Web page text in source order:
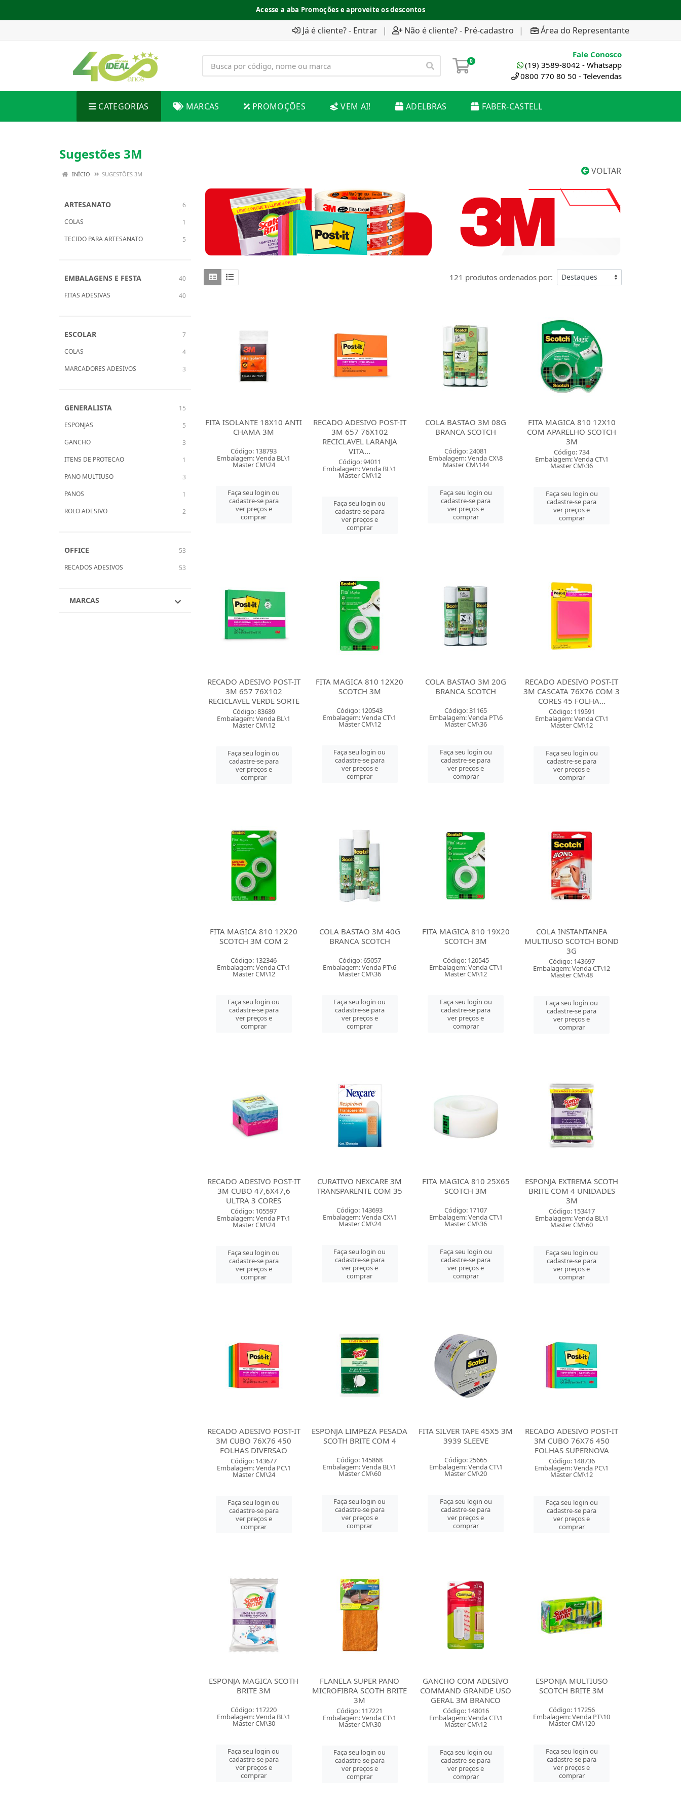
Acesse a aba Promoções e aproveite os descontos
Já é cliente? - Entrar | Não é cliente? - Pré-cadastro | Área do Representante
0
Fale Conosco
(19) 3589-8042 - Whatsapp
0800 770 80 50 - Televendas
CATEGORIAS MARCAS PROMOÇÕES VEM AI! ADELBRAS FABER-CASTELL
Sugestões 3M
VOLTAR
INÍCIO SUGESTÕES 3M
ARTESANATO
6
COLAS
1
TECIDO PARA ARTESANATO
5
EMBALAGENS E FESTA
40
FITAS ADESIVAS
40
ESCOLAR
7
COLAS
4
MARCADORES ADESIVOS
3
GENERALISTA
15
ESPONJAS
5
GANCHO
3
ITENS DE PROTECAO
1
PANO MULTIUSO
3
PANOS
1
ROLO ADESIVO
2
OFFICE
53
RECADOS ADESIVOS
53
MARCAS
121 produtos ordenados por:
FITA ISOLANTE 18X10 ANTI
CHAMA 3M
Código: 138793
Embalagem: Venda BL\1
Master CM\24
Faça seu login ou
cadastre-se para
ver preços e
comprar
RECADO ADESIVO POST-IT
3M 657 76X102
RECICLAVEL LARANJA
VITA...
Código: 94011
Embalagem: Venda BL\1
Master CM\12
Faça seu login ou
cadastre-se para
ver preços e
comprar
COLA BASTAO 3M 08G
BRANCA SCOTCH
Código: 24081
Embalagem: Venda CX\8
Master CM\144
Faça seu login ou
cadastre-se para
ver preços e
comprar
FITA MAGICA 810 12X10
COM APARELHO SCOTCH
3M
Código: 734
Embalagem: Venda CT\1
Master CM\36
Faça seu login ou
cadastre-se para
ver preços e
comprar
RECADO ADESIVO POST-IT
3M 657 76X102
RECICLAVEL VERDE SORTE
Código: 83689
Embalagem: Venda BL\1
Master CM\12
Faça seu login ou
cadastre-se para
ver preços e
comprar
FITA MAGICA 810 12X20
SCOTCH 3M
Código: 120543
Embalagem: Venda CT\1
Master CM\12
Faça seu login ou
cadastre-se para
ver preços e
comprar
COLA BASTAO 3M 20G
BRANCA SCOTCH
Código: 31165
Embalagem: Venda PT\6
Master CM\36
Faça seu login ou
cadastre-se para
ver preços e
comprar
RECADO ADESIVO POST-IT
3M CASCATA 76X76 COM 3
CORES 45 FOLHA...
Código: 119591
Embalagem: Venda CT\1
Master CM\12
Faça seu login ou
cadastre-se para
ver preços e
comprar
FITA MAGICA 810 12X20
SCOTCH 3M COM 2
Código: 132346
Embalagem: Venda CT\1
Master CM\12
Faça seu login ou
cadastre-se para
ver preços e
comprar
COLA BASTAO 3M 40G
BRANCA SCOTCH
Código: 65057
Embalagem: Venda PT\6
Master CM\36
Faça seu login ou
cadastre-se para
ver preços e
comprar
FITA MAGICA 810 19X20
SCOTCH 3M
Código: 120545
Embalagem: Venda CT\1
Master CM\12
Faça seu login ou
cadastre-se para
ver preços e
comprar
COLA INSTANTANEA
MULTIUSO SCOTCH BOND
3G
Código: 143697
Embalagem: Venda CT\12
Master CM\48
Faça seu login ou
cadastre-se para
ver preços e
comprar
RECADO ADESIVO POST-IT
3M CUBO 47,6X47,6
ULTRA 3 CORES
Código: 105597
Embalagem: Venda PT\1
Master CM\24
Faça seu login ou
cadastre-se para
ver preços e
comprar
CURATIVO NEXCARE 3M
TRANSPARENTE COM 35
Código: 143693
Embalagem: Venda CX\1
Master CM\24
Faça seu login ou
cadastre-se para
ver preços e
comprar
FITA MAGICA 810 25X65
SCOTCH 3M
Código: 17107
Embalagem: Venda CT\1
Master CM\36
Faça seu login ou
cadastre-se para
ver preços e
comprar
ESPONJA EXTREMA SCOTH
BRITE COM 4 UNIDADES
3M
Código: 153417
Embalagem: Venda BL\1
Master CM\60
Faça seu login ou
cadastre-se para
ver preços e
comprar
RECADO ADESIVO POST-IT
3M CUBO 76X76 450
FOLHAS DIVERSAO
Código: 143677
Embalagem: Venda PC\1
Master CM\24
Faça seu login ou
cadastre-se para
ver preços e
comprar
ESPONJA LIMPEZA PESADA
SCOTH BRITE COM 4
Código: 145868
Embalagem: Venda BL\1
Master CM\60
Faça seu login ou
cadastre-se para
ver preços e
comprar
FITA SILVER TAPE 45X5 3M
3939 SLEEVE
Código: 25665
Embalagem: Venda CT\1
Master CM\20
Faça seu login ou
cadastre-se para
ver preços e
comprar
RECADO ADESIVO POST-IT
3M CUBO 76X76 450
FOLHAS SUPERNOVA
Código: 148736
Embalagem: Venda PC\1
Master CM\12
Faça seu login ou
cadastre-se para
ver preços e
comprar
ESPONJA MAGICA SCOTH
BRITE 3M
Código: 117220
Embalagem: Venda BL\1
Master CM\30
Faça seu login ou
cadastre-se para
ver preços e
comprar
FLANELA SUPER PANO
MICROFIBRA SCOTH BRITE
3M
Código: 117221
Embalagem: Venda CT\1
Master CM\30
Faça seu login ou
cadastre-se para
ver preços e
comprar
GANCHO COM ADESIVO
COMMAND GRANDE USO
GERAL 3M BRANCO
Código: 148016
Embalagem: Venda CT\1
Master CM\12
Faça seu login ou
cadastre-se para
ver preços e
comprar
ESPONJA MULTIUSO
SCOTCH BRITE 3M
Código: 117256
Embalagem: Venda PT\10
Master CM\120
Faça seu login ou
cadastre-se para
ver preços e
comprar